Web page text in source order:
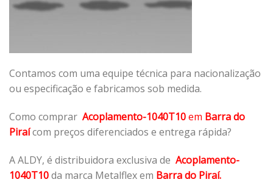
Contamos com uma equipe técnica para nacionalização
ou especificação e fabricamos sob medida.
Como comprar Acoplamento-1040T10em Barra do
Piraícom preços diferenciados e entrega rápida?
A ALDY, é distribuidora exclusiva de Acoplamento-
1040T10da marca Metalflex em Barra do Piraí.